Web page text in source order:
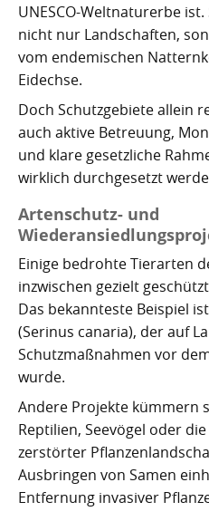
UNESCO-Weltnaturerbe
nicht nur Landschaften,
vom endemischen
Eidechse.
Doch Schutzgebiete allein
auch aktive Betreuung,
und klare gesetzliche
wirklich durchgesetzt
Artenschutz- und
Einige bedrohte Tierarten
inzwischen gezielt
Das bekannteste Beispiel
(Serinus canaria), der auf
Schutzmaßnahmen vor
wurde.
Andere Projekte kümmern
Reptilien, Seevögel oder
zerstörter
Ausbringen von Samen
Entfernung invasiver